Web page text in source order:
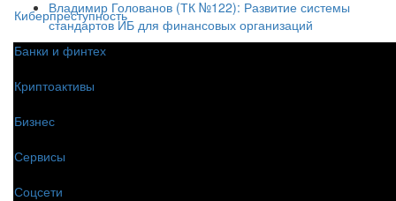
Киберпреступность
Банки и финтех
Криптоактивы
Бизнес
Сервисы
Соцсети
Владимир Голованов (ТК №122): Развитие системы
стандартов ИБ для финансовых организаций